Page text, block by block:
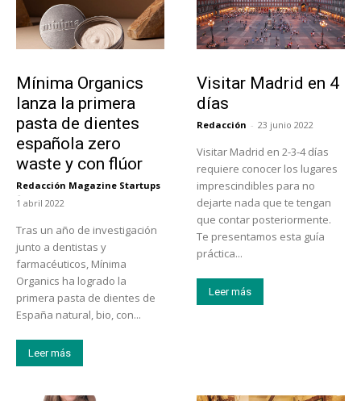
Mínima Organics
lanza la primera
pasta de dientes
española zero
waste y con flúor
Redacción Magazine Startups
-
1 abril 2022
Tras un año de investigación
junto a dentistas y
farmacéuticos, Mínima
Organics ha logrado la
primera pasta de dientes de
España natural, bio, con...
Leer más
Visitar Madrid en 4
días
Redacción - 23 junio 2022
Visitar Madrid en 2-3-4 días
requiere conocer los lugares
imprescindibles para no
dejarte nada que te tengan
que contar posteriormente.
Te presentamos esta guía
práctica...
Leer más